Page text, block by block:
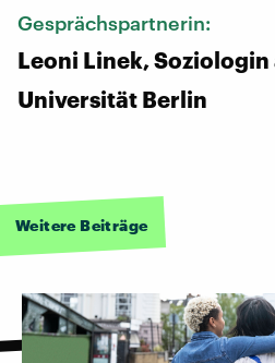
Gesprächspartnerin:
Leoni Linek,
Universität Berlin
Weitere Beiträge